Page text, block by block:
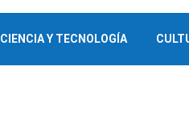
CIENCIA Y TECNOLOGÍA